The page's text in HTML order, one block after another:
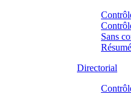
Sans
Directorial